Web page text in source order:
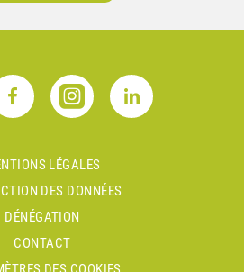
LÉGALES
DES DONNÉES
DÉNÉGATION
CONTACT